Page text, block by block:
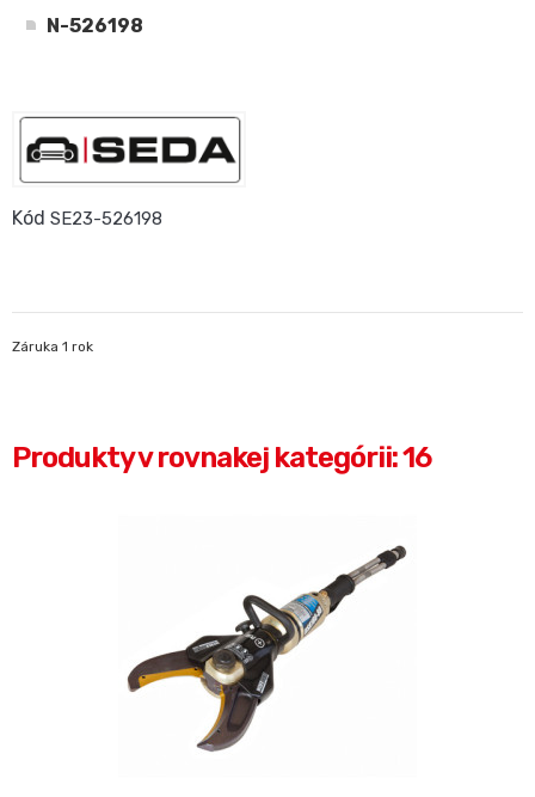
N-526198
Kód SE23-526198
Záruka 1 rok
Produkty v rovnakej kategórii: 16